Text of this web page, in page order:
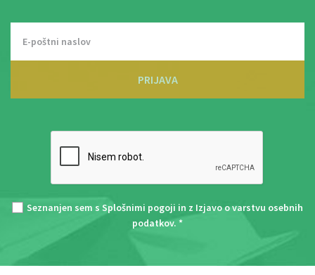
PRIJAVA
Seznanjen sem s Splošnimi pogoji in z Izjavo o varstvu osebnih
podatkov. *